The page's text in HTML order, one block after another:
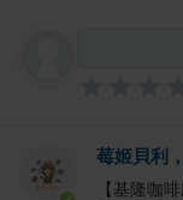
莓姬貝利
【基隆咖